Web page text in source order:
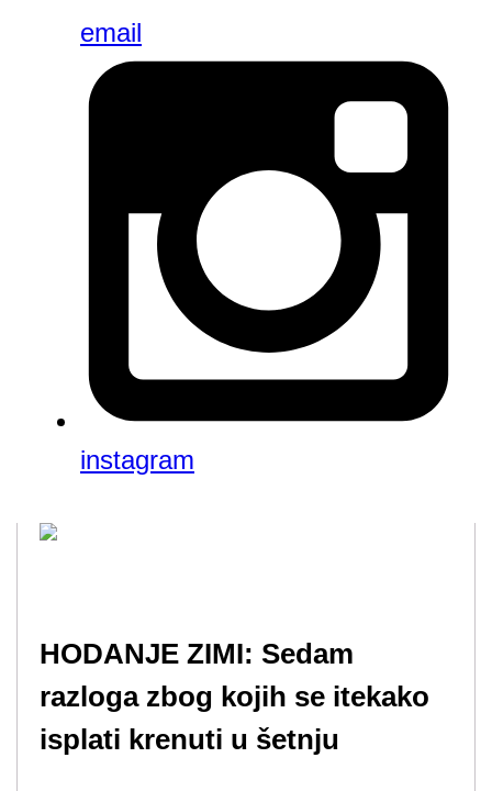
email
instagram
HODANJE ZIMI: Sedam
razloga zbog kojih se itekako
isplati krenuti u šetnju